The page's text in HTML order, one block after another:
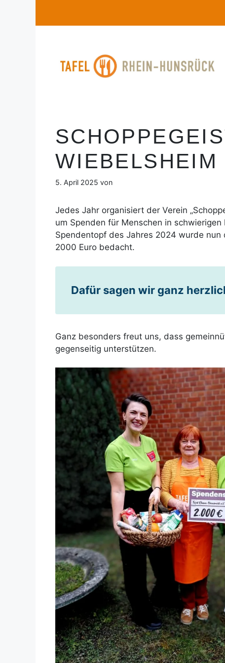
WIEBELSHEIM
5. April 2025 von
Jedes Jahr organisiert der Verein
um Spenden für Menschen in
Spendentopf des Jahres 2024 wurde
2000 Euro bedacht.
Dafür sagen wir ganz
Ganz besonders freut uns, dass
gegenseitig unterstützen.